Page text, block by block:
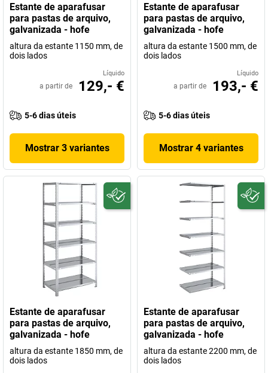
Estante de aparafusar
para pastas de arquivo,
galvanizada - hofe
altura da estante 1150 mm, de
dois lados
Líquido
a partir de 129,- €
5-6 dias úteis
Mostrar 3 variantes
Estante de aparafusar
para pastas de arquivo,
galvanizada - hofe
altura da estante 1500 mm, de
dois lados
Líquido
a partir de 193,- €
5-6 dias úteis
Mostrar 4 variantes
Estante de aparafusar
para pastas de arquivo,
galvanizada - hofe
altura da estante 1850 mm, de
dois lados
Estante de aparafusar
para pastas de arquivo,
galvanizada - hofe
altura da estante 2200 mm, de
dois lados